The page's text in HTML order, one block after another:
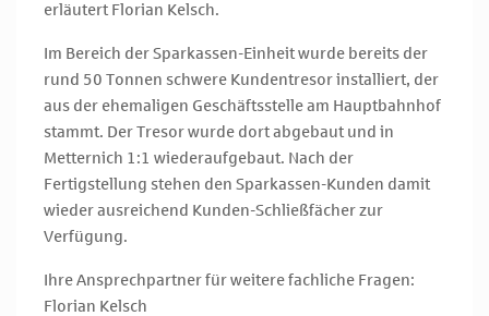
erläutert Florian Kelsch.
Im Bereich der Sparkassen-Einheit wurde bereits der
rund 50 Tonnen schwere Kundentresor installiert, der
aus der ehemaligen Geschäftsstelle am Hauptbahnhof
stammt. Der Tresor wurde dort abgebaut und in
Metternich 1:1 wiederaufgebaut. Nach der
Fertigstellung stehen den Sparkassen-Kunden damit
wieder ausreichend Kunden-Schließfächer zur
Verfügung.
Ihre Ansprechpartner für weitere fachliche Fragen:
Florian Kelsch